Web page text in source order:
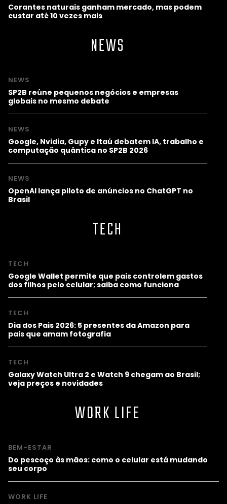
Corantes naturais ganham mercado, mas podem
custar até 10 vezes mais
NEWS
NEWS
SP2B reúne pequenos negócios e empresas
globais no mesmo debate
NEWS
Google, Nvidia, Gupy e Itaú debatem IA, trabalho e
computação quântica no SP2B 2026
NEWS
OpenAI lança piloto de anúncios no ChatGPT no
Brasil
TECH
TECH
Google Wallet permite que pais controlem gastos
dos filhos pelo celular; saiba como funciona
TECH
Dia dos Pais 2026: 5 presentes da Amazon para
pais que amam fotografia
TECH
Galaxy Watch Ultra 2 e Watch 9 chegam ao Brasil;
veja preços e novidades
WORK LIFE
BEM-ESTAR
Do pescoço às mãos: como o celular está mudando
seu corpo
WORK LIFE